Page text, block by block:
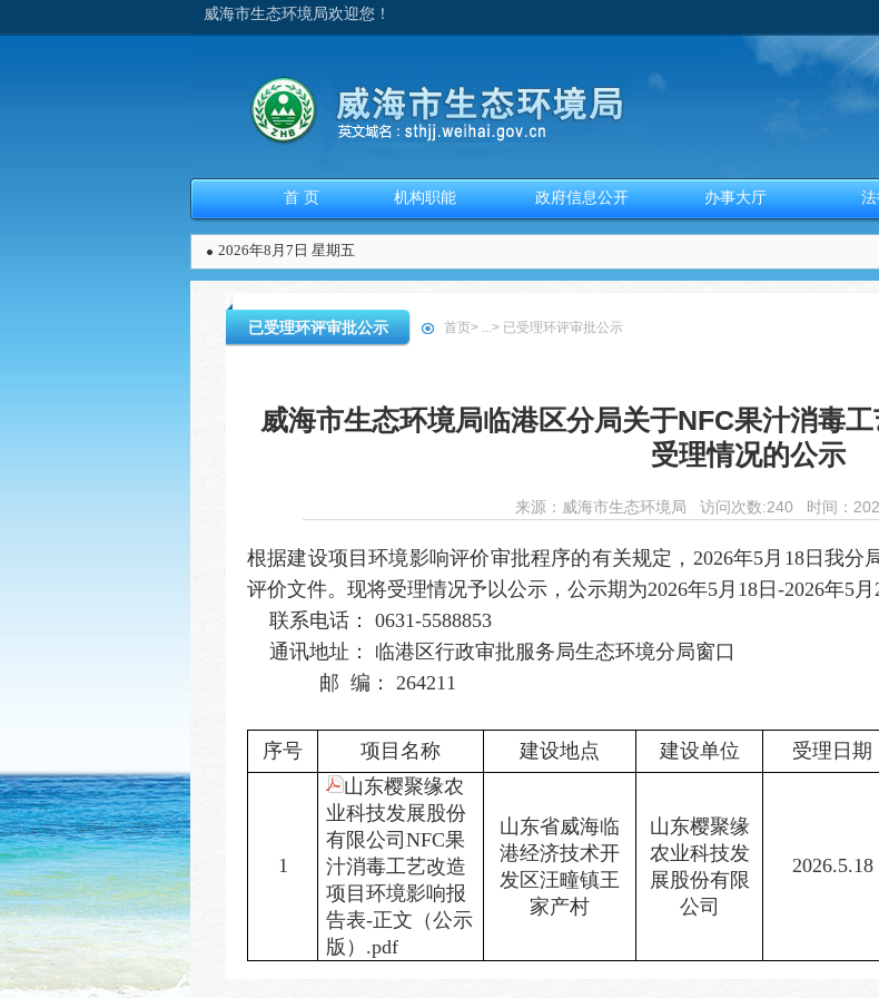
威海市生态环境局欢迎您！
首 页 机构职能 政府信息公开 办事大厅
2026年8月7日 星期五
已受理环评审批公示 首页> ...> 已受理环评审批公示
威海市生态环境局临港区分局关于NFC果汁消毒
受理情况的公示
来源： 威海市生态环境局 访问次数:240 时间：
根据建设项目环境影响评价审批程序的有关规定，2026年5月18日我分
评价文件。现将受理情况予以公示，公示期为2026年5月18日-2026年5月
联系电话： 0631-5588853
通讯地址： 临港区行政审批服务局生态环境分局窗口
邮 编： 264211
序号 项目名称 建设地点 建设单位 受理日期
1
山东樱聚缘农
业科技发展股份
有限公司NFC果
汁消毒工艺改造
项目环境影响报
告表-正文（公示
版）.pdf
山东省威海临
港经济技术开
发区汪疃镇王
家产村
山东樱聚缘
农业科技发
展股份有限
公司
2026.5.18